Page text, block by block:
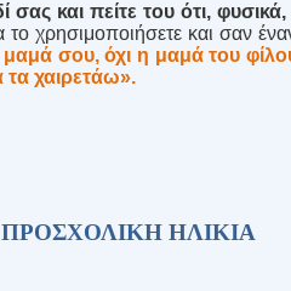
σας και πείτε του ότι,
το χρησιμοποιήσετε και σαν
μαμά σου, όχι η μαμά του
τα χαιρετάω».
- ΠΡΟΣΧΟΛΙΚΗ ΗΛΙΚΙΑ